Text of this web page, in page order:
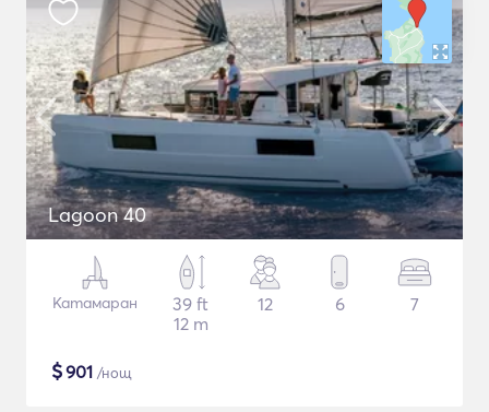
Lagoon 40
Катамаран
39 ft
12 m
12 6 7
$901 /нощ